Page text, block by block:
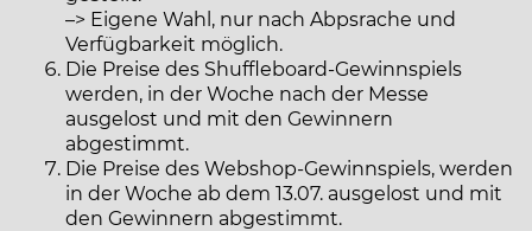
–> Eigene Wahl, nur nach Abpsrache und
Verfügbarkeit möglich.
Die Preise des Shuffleboard-Gewinnspiels
werden, in der Woche nach der Messe
ausgelost und mit den Gewinnern
abgestimmt.
Die Preise des Webshop-Gewinnspiels, werden
in der Woche ab dem 13.07. ausgelost und mit
den Gewinnern abgestimmt.